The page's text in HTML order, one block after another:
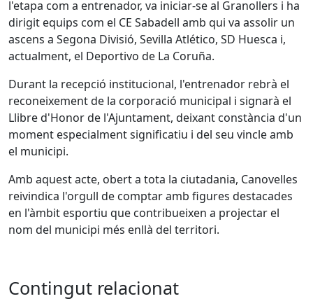
l'etapa com a entrenador, va iniciar-se al Granollers i ha
dirigit equips com el CE Sabadell amb qui va assolir un
ascens a Segona Divisió, Sevilla Atlético, SD Huesca i,
actualment, el Deportivo de La Coruña.
Durant la recepció institucional, l'entrenador rebrà el
reconeixement de la corporació municipal i signarà el
Llibre d'Honor de l'Ajuntament, deixant constància d'un
moment especialment significatiu i del seu vincle amb
el municipi.
Amb aquest acte, obert a tota la ciutadania, Canovelles
reivindica l'orgull de comptar amb figures destacades
en l'àmbit esportiu que contribueixen a projectar el
nom del municipi més enllà del territori.
Contingut relacionat